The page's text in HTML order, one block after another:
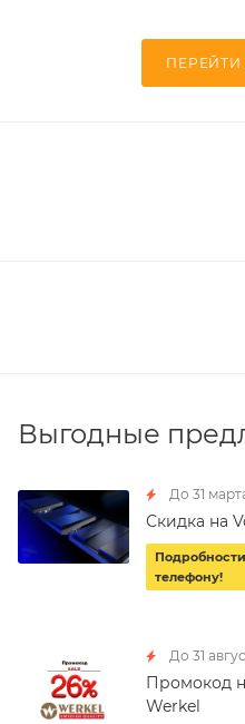
ПЕРЕЙТИ
Выгодные
До 31
Скидка на
телефону!
До 31
Промокод
Werkel